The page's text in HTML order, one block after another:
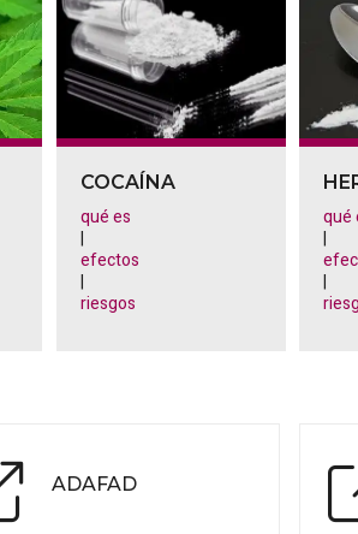
COCAÍNA
qué es
|
efectos
|
riesgos
qué
|
|
ADAFAD